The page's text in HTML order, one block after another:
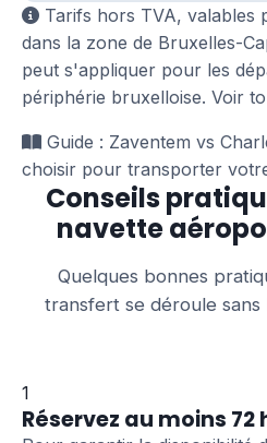
Tarifs hors TVA, valables
dans la zone de Bruxelles-
peut s'appliquer pour les
périphérie bruxelloise. Voir
Guide : Zaventem vs
choisir pour transporter
Conseils
navette
Quelques bonnes
transfert se déroule sans
1
Réservez au moins